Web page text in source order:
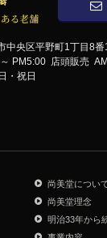
中央区平野町1丁目8番
PM5:00 店頭販売
・祝日
尚美堂につい
尚美堂理念
明治33年から